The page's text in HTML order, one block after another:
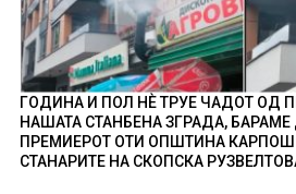
ГОДИНА И ПОЛ НÈ ТРУЕ ЧАДОТ ОД
НАШАТА СТАНБЕНА ЗГРАДА,
ПРЕМИЕРОТ ОТИ ОПШТИНА КАРПОШ
СТАНАРИТЕ НА СКОПСКА